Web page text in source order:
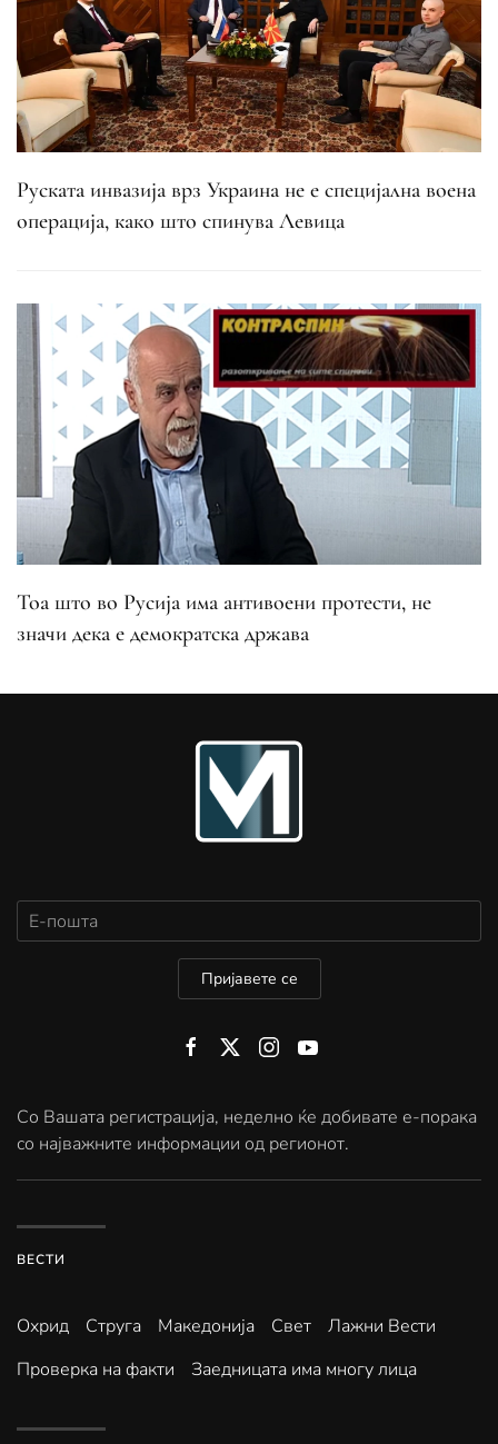
Руската инвазија врз Украина не е специјална воена
операција, како што спинува Левица
Тоа што во Русија има антивоени протести, не
значи дека е демократска држава
Пријавете се
Со Вашата регистрација, неделно ќе добивате е-порака
со најважните информации од регионот.
ВЕСТИ
Охрид Струга Македонија Свет
Лажни Вести
Проверка на факти
Заедницата има многу лица